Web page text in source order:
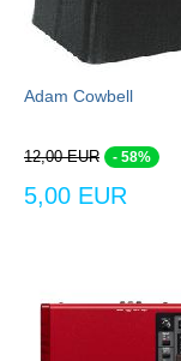
Adam Cowbell
12,00 EUR - 58%
5,00 EUR